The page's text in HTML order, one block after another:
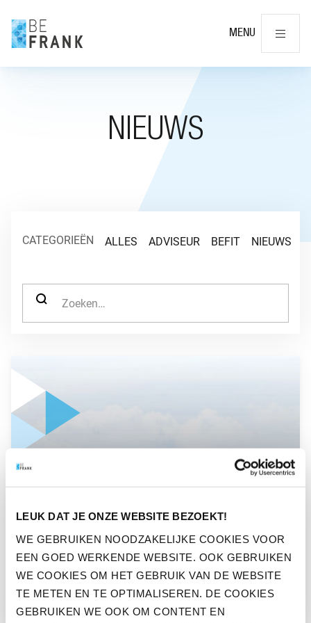
LEUK DAT JE ONZE WEBSITE BEZOEKT!
WE GEBRUIKEN NOODZAKELIJKE COOKIES VOOR
EEN GOED WERKENDE WEBSITE. OOK GEBRUIKEN
WE COOKIES OM HET GEBRUIK VAN DE WEBSITE
TE METEN EN TE OPTIMALISEREN. DE COOKIES
GEBRUIKEN WE OOK OM CONTENT EN
MENU
NIEUWS
CATEGORIEËN ALLES ADVISEUR BEFIT NIEUWS
ZOEK NAAR:
WE BEGONNEN MET NUL
KLANTEN EN NUL EURO, HET
WAS PIONIEREN
NIEUWS